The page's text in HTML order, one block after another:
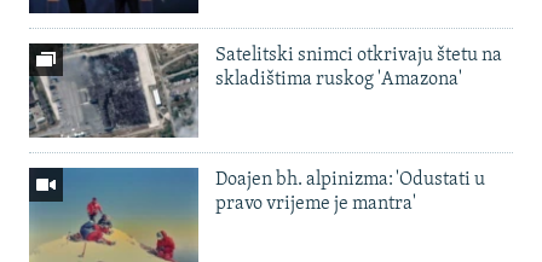
Satelitski snimci otkrivaju štetu na
skladištima ruskog 'Amazona'
Doajen bh. alpinizma: 'Odustati u
pravo vrijeme je mantra'